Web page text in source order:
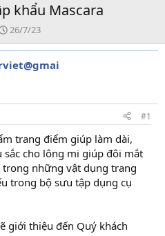
khẩu Mascara
N
g
à
y
i
26/7/23
#1
trang điểm giúp làm dài,
sắc cho lông mi giúp đôi mắt
những vật dụng trang
trong bộ sưu tập dụng cụ
giới thiệu đến Quý khách